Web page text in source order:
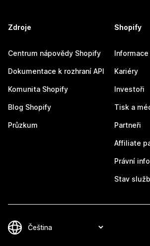
Zdroje
Centrum nápovědy Shopify
Dokumentace k rozhraní API
Komunita Shopify
Blog Shopify
Průzkum
Shopify
Informace
Kariéry
Investoři
Tisk a
Partneři
Affiliate
Právní
Stav